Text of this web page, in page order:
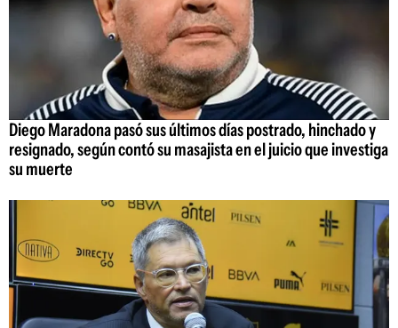
Diego Maradona pasó sus últimos días postrado, hinchado y
resignado, según contó su masajista en el juicio que investiga
su muerte